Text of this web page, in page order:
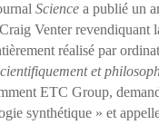
Science a publié un
Venter revendiquant
réalisé par
et
ETC Group,
synthétique » et